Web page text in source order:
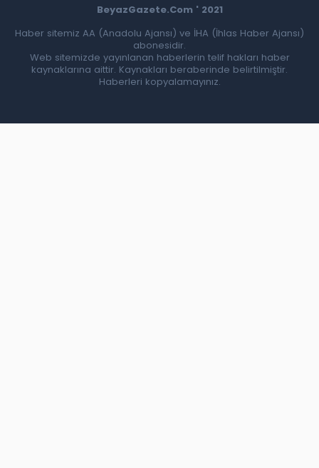
BeyazGazete.Com ' 2021
Haber sitemiz AA (Anadolu Ajansı) ve İHA (İhlas Haber Ajansı)
abonesidir.
Web sitemizde yayınlanan haberlerin telif hakları haber
kaynaklarına aittir. Kaynakları beraberinde belirtilmiştir.
Haberleri kopyalamayınız.